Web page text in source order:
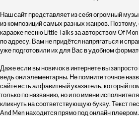
Наш сайт представляет из себя огромный
из композиций самых разных жанров.
караоке песню Little Talks за авторством Of
по адресу. Вам не придётся напрягаться и
уже подготовили их для Вас в удобном
Даже если вы новичок в интернете вы
ведь они элементарны. Не помните точное
сайте есть алфавитный указатель, который
только по названию, но и по имени
кликнуть на соответствующую букву. Текст
And Men находится прямо под онлайн